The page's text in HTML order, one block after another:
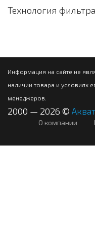
Технология
Информация на сайте не
наличии товара и условиях
менеджеров.
2000 — 2026 ©
О компании